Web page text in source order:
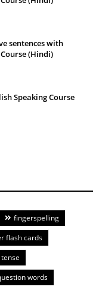
sentences with
(Hindi)
Speaking Course
fingerspelling
flash cards
words